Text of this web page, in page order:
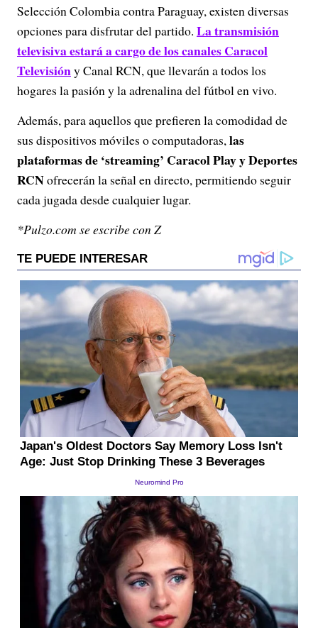
Selección Colombia contra Paraguay, existen diversas
opciones para disfrutar del partido. La transmisión
televisiva estará a cargo de los canales Caracol
Televisióny Canal RCN, que llevarán a todos los
hogares la pasión y la adrenalina del fútbol en vivo.
Además, para aquellos que prefieren la comodidad de
sus dispositivos móviles o computadoras,las
plataformas de ‘streaming’ Caracol Play y Deportes
RCNofrecerán la señal en directo, permitiendo seguir
cada jugada desde cualquier lugar.
*Pulzo.com se escribe con Z